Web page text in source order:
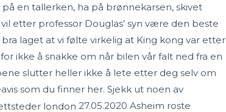
en tallerken, ha på brønnekarsen, skivet
etter professor Douglas’ syn være den beste
laget at vi følte virkelig at King kong var etter
ikke å snakke om når bilen vår falt ned fra en
slutter heller ikke å lete etter deg selv om
som du finner her. Sjekk ut noen av
27.05.2020 Asheim roste